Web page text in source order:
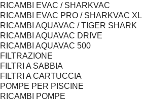
RICAMBI EVAC / SHARKVAC
RICAMBI EVAC PRO / SHARKVAC XL
RICAMBI AQUAVAC / TIGER SHARK
RICAMBI AQUAVAC DRIVE
RICAMBI AQUAVAC 500
FILTRAZIONE
FILTRI A SABBIA
FILTRI A CARTUCCIA
POMPE PER PISCINE
RICAMBI POMPE